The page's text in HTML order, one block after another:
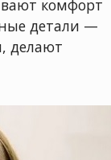
комфорт
детали —
делают